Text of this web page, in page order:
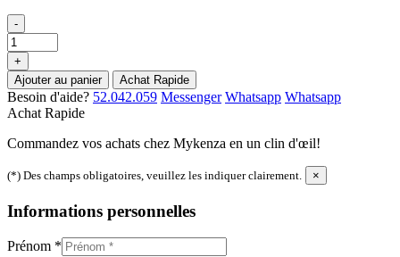
-
+
Ajouter au panier
Achat Rapide
Besoin d'aide? 52.042.059 Messenger Whatsapp Whatsapp
Achat Rapide
Commandez vos achats chez Mykenza en un clin d'œil!
(*) Des champs obligatoires, veuillez les indiquer clairement. ×
Informations personnelles
Prénom *